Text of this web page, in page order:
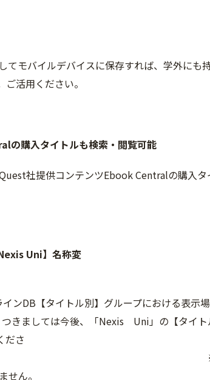
てモバイルデバイスに保存すれば、学外にも
活用ください。
の購入タイトルも検索・閲覧可能
社提供コンテンツEbook Centralの購入タ
Uni】名称変
ンDB【タイトル別】グループにおける表示場
きましては今後、「Nexis Uni」の【タイト
ださ
※「
ません。